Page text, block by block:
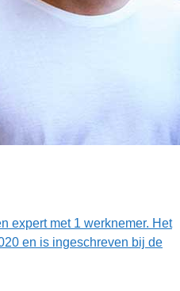
expert met 1 werknemer. Het
en is ingeschreven bij de